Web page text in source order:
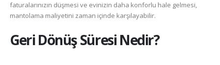
faturalarınızın düşmesi ve evinizin daha konforlu hale gelmesi,
mantolama maliyetini zaman içinde karşılayabilir.
Geri Dönüş Süresi Nedir?